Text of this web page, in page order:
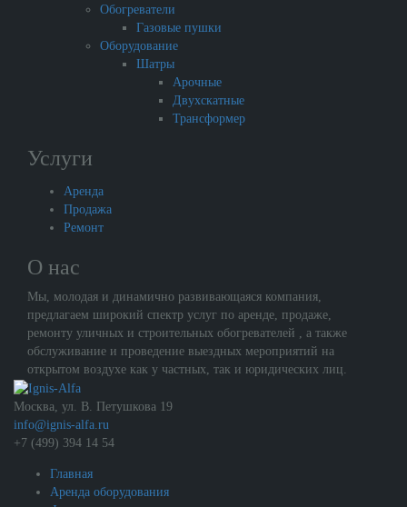
Обогреватели
Газовые пушки
Оборудование
Шатры
Арочные
Двухскатные
Трансформер
Услуги
Аренда
Продажа
Ремонт
О нас
Мы, молодая и динамично развивающаяся компания,
предлагаем широкий спектр услуг по аренде, продаже,
ремонту уличных и строительных обогревателей , а также
обслуживание и проведение выездных мероприятий на
открытом воздухе как у частных, так и юридических лиц.
Москва, ул. В. Петушкова 19
info@ignis-alfa.ru
+7 (499) 394 14 54
Главная
Аренда оборудования